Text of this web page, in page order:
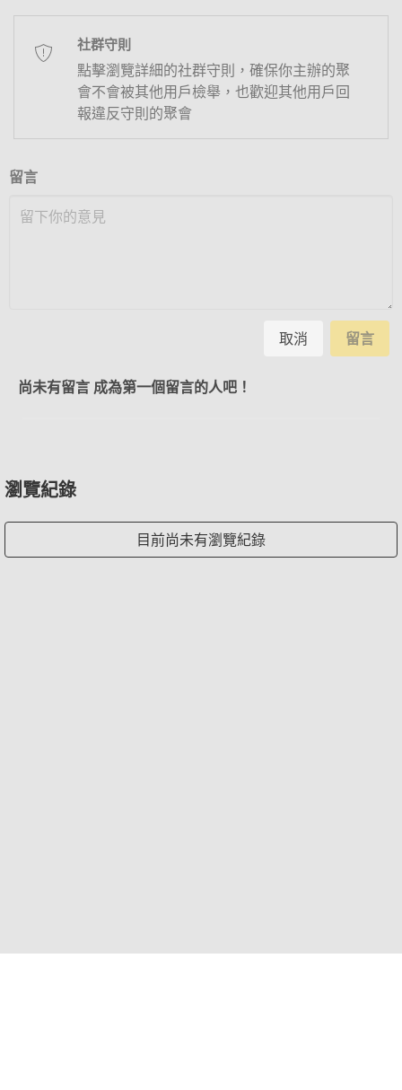
社群守則
點擊瀏覽詳細的社群守則，確保你主辦的聚
會不會被其他用戶檢舉，也歡迎其他用戶回
報違反守則的聚會
留言
取消 留言
尚未有留言 成為第一個留言的人吧！
瀏覽紀錄
目前尚未有瀏覽紀錄